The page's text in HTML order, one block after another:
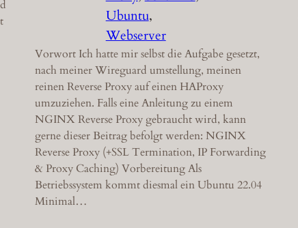
Ubuntu
Webserver
Vorwort Ich hatte mir selbst die Aufgabe gesetzt,
nach meiner Wireguard umstellung, meinen
reinen Reverse Proxy auf einen HAProxy
umzuziehen. Falls eine Anleitung zu einem
NGINX Reverse Proxy gebraucht wird, kann
gerne dieser Beitrag befolgt werden: NGINX
Reverse Proxy (+SSL Termination, IP Forwarding
& Proxy Caching) Vorbereitung Als
Betriebssystem kommt diesmal ein Ubuntu 22.04
Minimal…